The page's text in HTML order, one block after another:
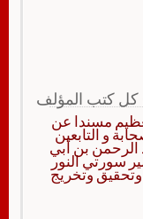
كتب المؤلف
مسندا عن
و التابعين
الرحمن بن أبي
سورتي النور
وتخريج